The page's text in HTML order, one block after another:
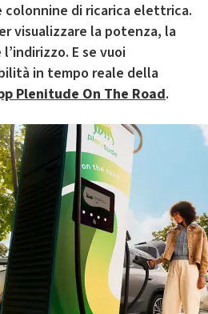
colonnine di ricarica elettrica.
visualizzare la potenza, la
E se vuoi
in tempo reale della
Plenitude On The Road.